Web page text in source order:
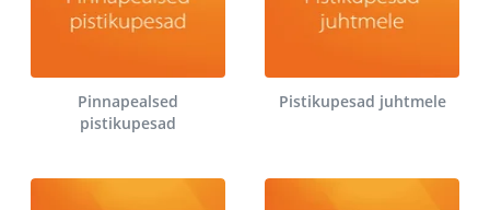
Pinnapealsed
pistikupesad
Pistikupesad juhtmele